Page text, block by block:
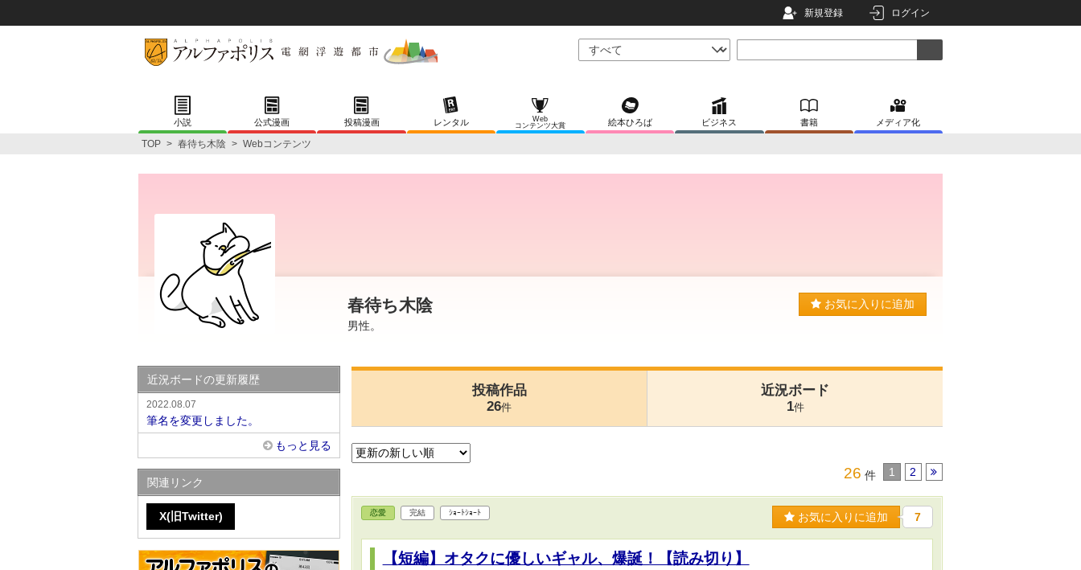
新規登録 ログイン
小説 公式漫画 投稿漫画 レンタル
Web
コンテンツ大賞
絵本ひろば ビジネス 書籍 メディア化
TOP > 春待ち木陰 > Webコンテンツ
春待ち木陰
男性。
お気に入りに追加
投稿作品
26件
近況ボード
1件
26 件 1 2
恋愛 完結 ｼｮｰﾄｼｮｰﾄ お気に入りに追加 7
【短編】オタクに優しいギャル、爆誕！【読み切り】
近況ボードの更新履歴
2022.08.07
筆名を変更しました。
もっと見る
関連リンク
X(旧Twitter)